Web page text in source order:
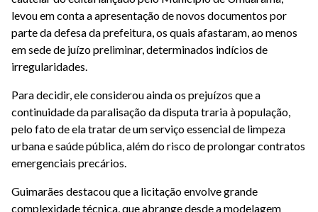
levou em conta a apresentação de novos documentos por
parte da defesa da prefeitura, os quais afastaram, ao menos
em sede de juízo preliminar, determinados indícios de
irregularidades.
Para decidir, ele considerou ainda os prejuízos que a
continuidade da paralisação da disputa traria à população,
pelo fato de ela tratar de um serviço essencial de limpeza
urbana e saúde pública, além do risco de prolongar contratos
emergenciais precários.
Guimarães destacou que a licitação envolve grande
complexidade técnica, que abrange desde a modelagem